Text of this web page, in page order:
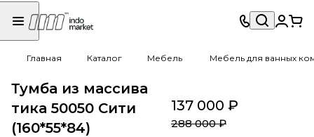
Главная Каталог Мебель Мебель для ванных
Тумба из массива
тика 50050 Сити
(160*55*84)
137 000 ₽
288 000 ₽